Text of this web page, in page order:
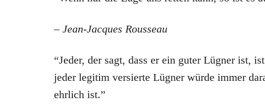
– Jean-Jacques Rousseau
“Jeder, der sagt, dass er ein guter Lügner ist,
jeder legitim versierte Lügner würde immer
ehrlich ist.”